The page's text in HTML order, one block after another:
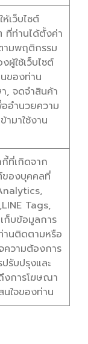
เว็บไซต์
ที่ท่านได้ตั้งค่า
ามพฤติกรรม
ผู้ใช้เว็บไซต์
ของท่าน
, จดจำสินค้า
อำนวยความ
ามาใช้งาน
ที่เกิดจาก
ของบุคคลที่
Tags,
ก็บข้อมูลการ
านติดตามหรือ
ความต้องการ
ปรับปรุงและ
งการโฆษณา
นใจของท่าน